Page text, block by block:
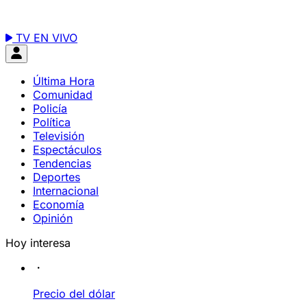
TV EN VIVO
Última Hora
Comunidad
Policía
Política
Televisión
Espectáculos
Tendencias
Deportes
Internacional
Economía
Opinión
Hoy interesa
Precio del dólar